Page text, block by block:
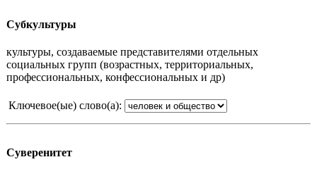
Субкультуры
культуры, создаваемые представителями отдельных
социальных групп (возрастных, территориальных,
профессиональных, конфессиональных и др)
Ключевое(ые) слово(а):
Суверенитет